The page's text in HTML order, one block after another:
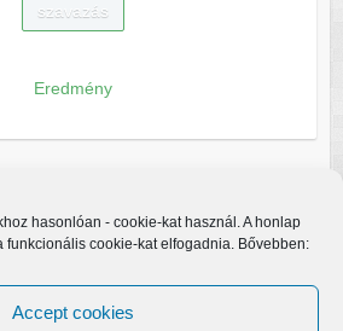
hasonlóan - cookie-kat használ. A honlap
funkcionális cookie-kat elfogadnia. Bővebben:
Accept cookies
Eredmény